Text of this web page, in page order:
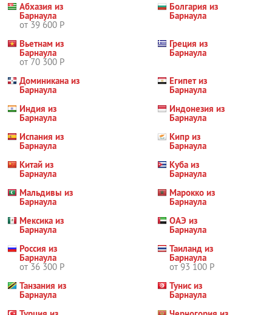
Абхазия из
Барнаула
от 39 600 Р
Болгария из
Барнаула
Вьетнам из
Барнаула
от 70 300 Р
Греция из
Барнаула
Доминикана из
Барнаула
Египет из
Барнаула
Индия из
Барнаула
Индонезия из
Барнаула
Испания из
Барнаула
Кипр из
Барнаула
Китай из
Барнаула
Куба из
Барнаула
Мальдивы из
Барнаула
Марокко из
Барнаула
Мексика из
Барнаула
ОАЭ из
Барнаула
Россия из
Барнаула
от 36 300 Р
Таиланд из
Барнаула
от 93 100 Р
Танзания из
Барнаула
Тунис из
Барнаула